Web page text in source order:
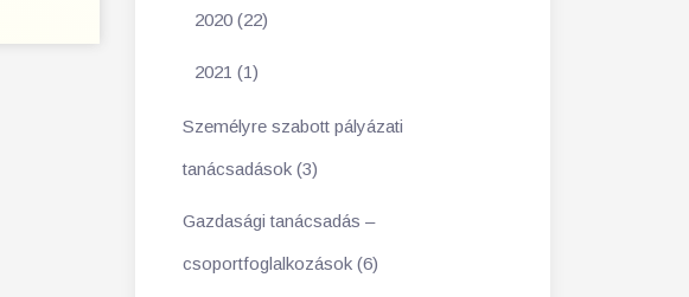
2020 (22)
2021 (1)
Személyre szabott pályázati
tanácsadások (3)
Gazdasági tanácsadás –
csoportfoglalkozások (6)